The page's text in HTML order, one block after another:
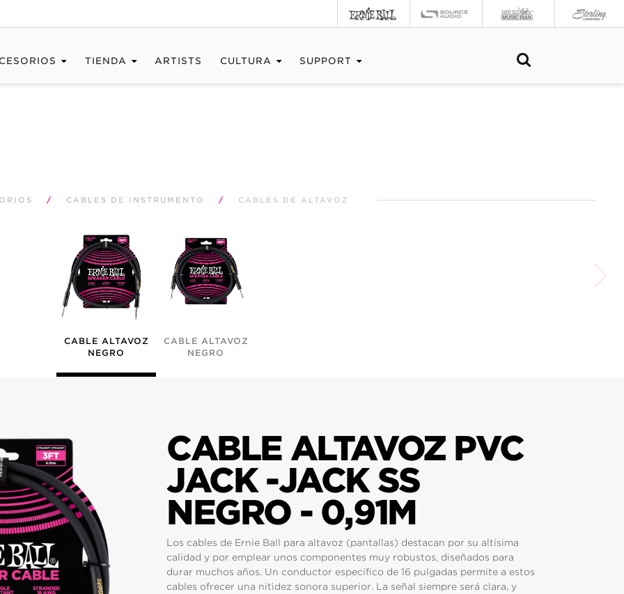
TIENDA ARTISTS CULTURA SUPPORT
/ CABLES DE INSTRUMENTO / CABLES DE ALTAVOZ
CABLE ALTAVOZ
NEGRO
CABLE ALTAVOZ
NEGRO
CABLE ALTAVOZ PVC
JACK -JACK SS
NEGRO - 0,91M
Los cables de Ernie Ball para altavoz (pantallas) destacan por su altísima
calidad y por emplear unos componentes muy robustos, diseñados para
durar muchos años. Un conductor específico de 16 pulgadas permite a estos
cables ofrecer una nitidez sonora superior. La señal siempre será clara, y